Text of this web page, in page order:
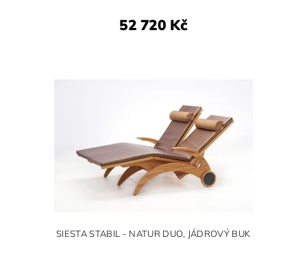
52 720 Kč
SIESTA STABIL - NATUR DUO, JÁDROVÝ BUK